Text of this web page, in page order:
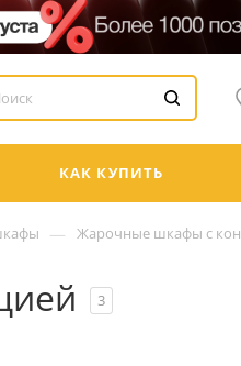
КАК КУПИТЬ
— Жарочные шкафы с
3